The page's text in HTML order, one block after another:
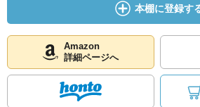
本棚に登録す
Amazon
詳細ページへ